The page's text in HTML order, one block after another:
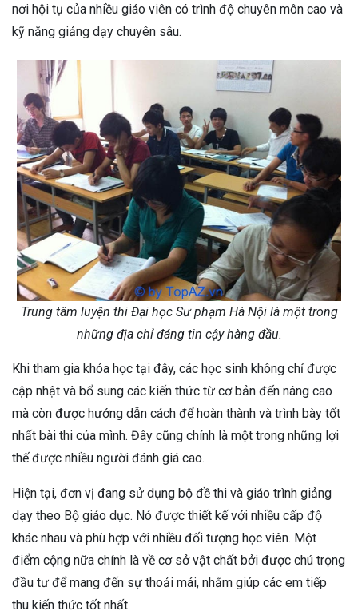
nơi hội tụ của nhiều giáo viên có trình độ chuyên môn cao và
kỹ năng giảng dạy chuyên sâu.
Trung tâm luyện thi Đại học Sư phạm Hà Nội là một trong
những địa chỉ đáng tin cậy hàng đầu.
Khi tham gia khóa học tại đây, các học sinh không chỉ được
cập nhật và bổ sung các kiến thức từ cơ bản đến nâng cao
mà còn được hướng dẫn cách để hoàn thành và trình bày tốt
nhất bài thi của mình. Đây cũng chính là một trong những lợi
thế được nhiều người đánh giá cao.
Hiện tại, đơn vị đang sử dụng bộ đề thi và giáo trình giảng
dạy theo Bộ giáo dục. Nó được thiết kế với nhiều cấp độ
khác nhau và phù hợp với nhiều đối tượng học viên. Một
điểm cộng nữa chính là về cơ sở vật chất bởi được chú trọng
đầu tư để mang đến sự thoải mái, nhằm giúp các em tiếp
thu kiến thức tốt nhất.